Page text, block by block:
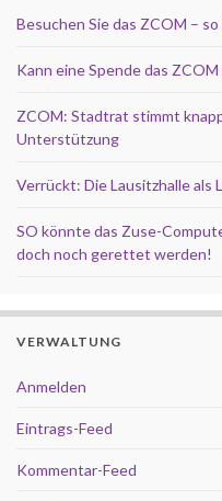
Besuchen Sie das ZCOM –
Kann eine Spende das
ZCOM: Stadtrat stimmt
Unterstützung
Verrückt: Die Lausitzhalle als
SO könnte das Zuse-
doch noch gerettet werden!
VERWALTUNG
Anmelden
Eintrags-Feed
Kommentar-Feed